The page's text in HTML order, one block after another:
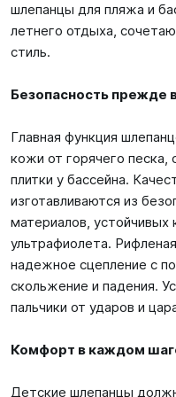
шлепанцы для пляжа и
летнего отдыха,
стиль.
Безопасность прежде
Главная функция
кожи от горячего песка,
плитки у бассейна.
изготавливаются из
материалов,
ультрафиолета.
надежное сцепление с
скольжение и падения.
пальчики от ударов и
Комфорт в каждом
Детские шлепанцы